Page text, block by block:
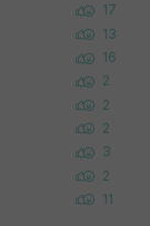
17
13
16
2
2
2
3
2
11